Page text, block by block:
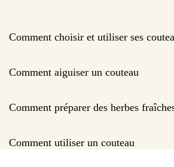
Comment choisir et utiliser ses
Comment aiguiser un couteau
Comment préparer des herbes
Comment utiliser un couteau